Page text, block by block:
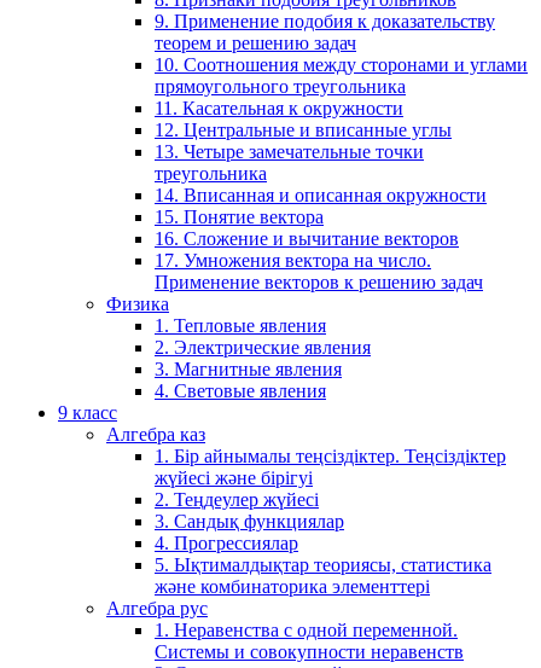
9. Применение подобия к доказательству
теорем и решению задач
10. Соотношения между сторонами и углами
прямоугольного треугольника
11. Касательная к окружности
12. Центральные и вписанные углы
13. Четыре замечательные точки
треугольника
14. Вписанная и описанная окружности
15. Понятие вектора
16. Сложение и вычитание векторов
17. Умножения вектора на число.
Применение векторов к решению задач
Физика
1. Тепловые явления
2. Электрические явления
3. Магнитные явления
4. Световые явления
9 класс
Алгебра каз
1. Бір айнымалы теңсіздіктер. Теңсіздіктер
жүйесі және бірігуі
2. Теңдеулер жүйесі
3. Сандық функциялар
4. Прогрессиялар
5. Ықтималдықтар теориясы, статистика
және комбинаторика элементтері
Алгебра рус
1. Неравенства с одной переменной.
Системы и совокупности неравенств